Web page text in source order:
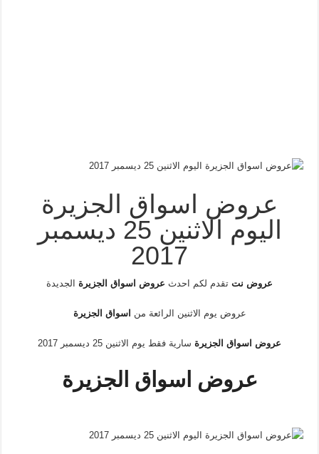
عروض اسواق الجزيرة
اليوم الاثنين 25 ديسمبر
2017
عروض نتتقدم لكم احدث عروض اسواق الجزيرةالجديدة
عروض يوم الاثنين الرائعة من اسواق الجزيرة
عروض اسواق الجزيرةسارية فقط يوم الاثنين 25 ديسمبر 2017
عروض اسواق الجزيرة